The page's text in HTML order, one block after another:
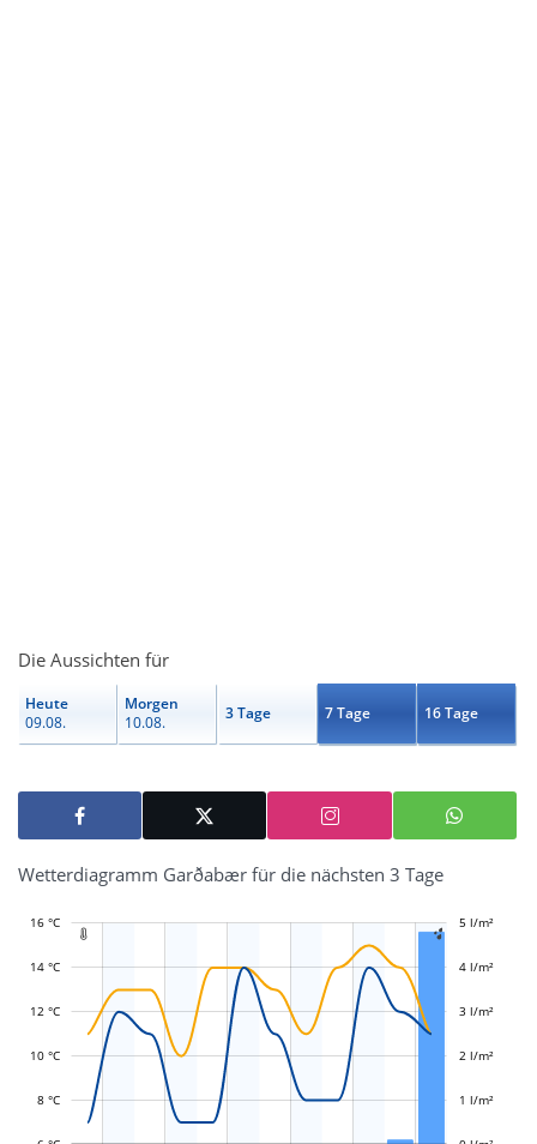
Die Aussichten für
Heute
09.08.
Morgen
10.08.
3 Tage 7 Tage 16 Tage
Wetterdiagramm Garðabær für die nächsten 3 Tage
 
8 °C
10 °C
12 °C
14 °C
16 °C -2 l/m²
-1 l/m²
1 l/m²
2 l/m²
3 l/m²
4 l/m²
5 l/m²
6 l/m²